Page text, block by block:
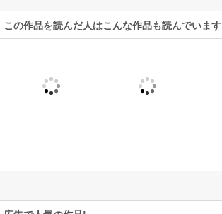
この作品を読んだ人はこんな作品も読んでいます